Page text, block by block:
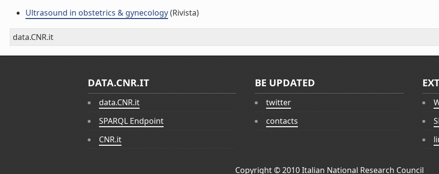
Ultrasound in obstetrics & gynecology(Rivista)
data.CNR.it
DATA.CNR.IT
data.CNR.it
SPARQL Endpoint
CNR.it
BE UPDATED
twitter
contacts
Copyright © 2010Italian National Research Council